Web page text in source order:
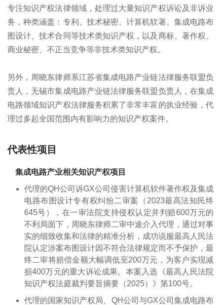
专注知识产权法律领域，处理过大量知识产权诉讼及非诉业
务，种类涵盖：专利、技术秘密、计算机软著、集成电路布
图设计、技术合同等技术类知识产权，以及商标、著作权、
商业秘密、不正当竞争等非技术类知识产权。
另外，周晓东律师系江苏省集成电路产业链法律服务联盟负
责人，无锡市集成电路产业链法律服务联盟负责人，在集成
电路领域知识产权法律服务积累了非常丰富的执业经验，代
理过多起全国范围内有影响力的知识产权案件。
代表性项目
集成电路产业相关知识产权项目
代理的QH公司诉GX公司侵害计算机软件著作权及集成
电路布图设计专有权纠纷二审案（2023最高法知民终
645号），在一审法院支持侵权认定并判赔600万元的
不利局面下，周晓东律师二审中途介入代理，通过对事
实的细致收集和法律的精准分析，成功说服最高人民法
院认定涉案布图设计因不符合法律规定而不予保护，最
终二审将赔偿金额大幅调低至200万元，为客户实现减
损400万元的重大诉讼成果。本案入选《最高人民法院
知识产权法庭裁判要旨摘要（2025）》第100号。
代理的国家知识产权局、QH公司与GX公司集成电路布